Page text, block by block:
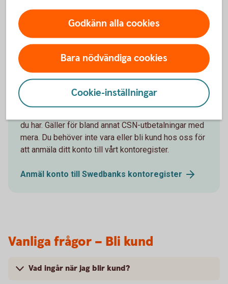
Anmäl ditt konto för
utbetalningar
Anmäl ditt konto till Swedbanks kontoregister och få
du har. Gäller för bland annat CSN-utbetalningar med
mera. Du behöver inte vara eller bli kund hos oss för
att anmäla ditt konto till vårt kontoregister.
Anmäl konto till Swedbanks kontoregister
Vanliga frågor – Bli kund
Vad ingår när jag blir kund?
Godkänn alla cookies
Bara nödvändiga cookies
Cookie-inställningar